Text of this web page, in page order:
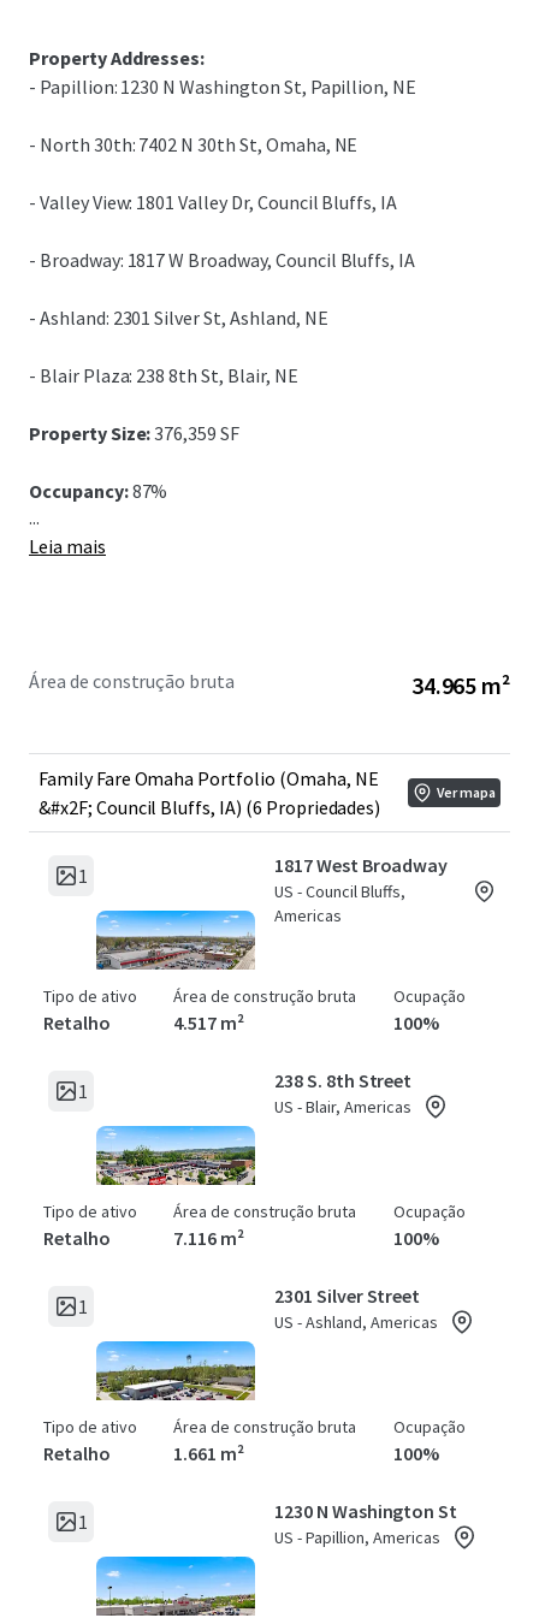
Property Addresses:
- Papillion: 1230 N Washington St, Papillion, NE
- North 30th: 7402 N 30th St, Omaha, NE
- Valley View: 1801 Valley Dr, Council Bluffs, IA
- Broadway: 1817 W Broadway, Council Bluffs, IA
- Ashland: 2301 Silver St, Ashland, NE
- Blair Plaza: 238 8th St, Blair, NE
Property Size:376,359 SF
Occupancy:87%
Year Built:
...
Leia mais
Área de construção bruta 34.965 m²
Family Fare Omaha Portfolio (Omaha, NE
&#x2F; Council Bluffs, IA) (6 Propriedades)
Ver mapa
1 1817 West Broadway
US - Council Bluffs,
Americas
Tipo de ativo
Retalho
Área de construção bruta
4.517 m²
Ocupação
100%
1 238 S. 8th Street
US - Blair, Americas
Tipo de ativo
Retalho
Área de construção bruta
7.116 m²
Ocupação
100%
1 2301 Silver Street
US - Ashland, Americas
Tipo de ativo
Retalho
Área de construção bruta
1.661 m²
Ocupação
100%
1 1230 N Washington St
US - Papillion, Americas